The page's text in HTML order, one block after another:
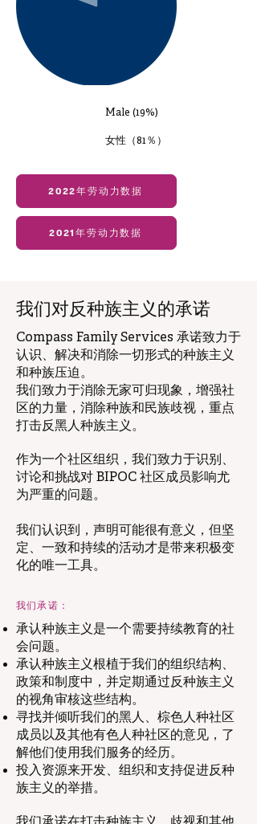
Male (19%)
女性（81％）
2022年劳动力数据
2021年劳动力数据
我们对反种族主义的承诺
Compass Family Services 承诺致力于
认识、解决和消除一切形式的种族主义
和种族压迫。
我们致力于消除无家可归现象，增强社
区的力量，消除种族和民族歧视，重点
打击反黑人种族主义。
作为一个社区组织，我们致力于识别、
讨论和挑战对 BIPOC 社区成员影响尤
为严重的问题。
我们认识到，声明可能很有意义，但坚
定、一致和持续的活动才是带来积极变
化的唯一工具。
我们承诺：
承认种族主义是一个需要持续教育的社
会问题。
承认种族主义根植于我们的组织结构、
政策和制度中，并定期通过反种族主义
的视角审核这些结构。
寻找并倾听我们的黑人、棕色人种社区
成员以及其他有色人种社区的意见，了
解他们使用我们服务的经历。
投入资源来开发、组织和支持促进反种
族主义的举措。